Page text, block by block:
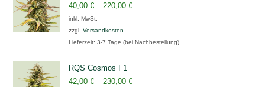
40,00€ –220,00€
inkl. MwSt.
zzgl.Versandkosten
Lieferzeit:3-7 Tage (bei Nachbestellung)
RQS Cosmos F1
42,00€ –230,00€